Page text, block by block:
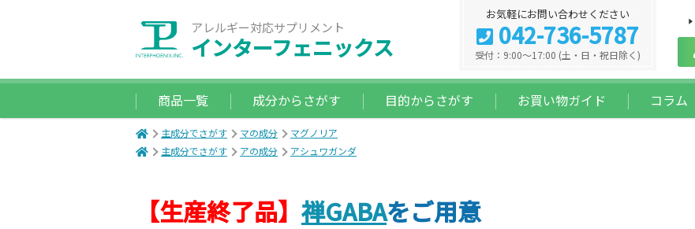
アレルギー対応サプリメント
インターフェニックス
商品一覧 成分からさがす 目的からさがす お買い物ガイド コラム
お気軽にお問い合わせください
042-736-5787
受付：9:00～17:00 (土・日・祝日除く)
主成分でさがす マの成分
マグノリア
主成分でさがす
アの成分 アシュワガンダ
【生産終了品】 禅GABAをご用意